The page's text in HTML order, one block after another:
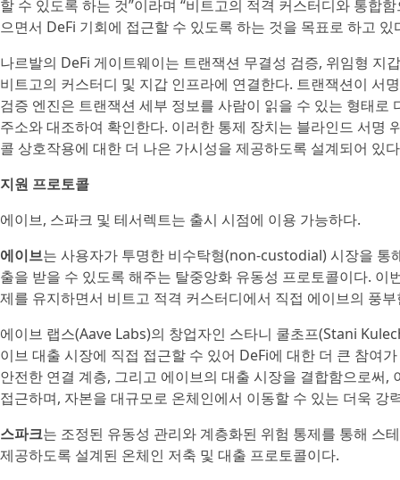
할 수 있도록 하는 것”이라며 “비트고의 적격 커스터디와 통합
으면서 DeFi 기회에 접근할 수 있도록 하는 것을 목표로 하고 있
나르발의 DeFi 게이트웨이는 트랜잭션 무결성 검증, 위임형 지
비트고의 커스터디 및 지갑 인프라에 연결한다. 트랜잭션이 서
검증 엔진은 트랜잭션 세부 정보를 사람이 읽을 수 있는 형태
주소와 대조하여 확인한다. 이러한 통제 장치는 블라인드 서명
콜 상호작용에 대한 더 나은 가시성을 제공하도록 설계되어 있
지원 프로토콜
에이브, 스파크 및 테서렉트는 출시 시점에 이용 가능하다.
에이브는 사용자가 투명한 비수탁형(non-custodial) 시장을 통
출을 받을 수 있도록 해주는 탈중앙화 유동성 프로토콜이다.
제를 유지하면서 비트고 적격 커스터디에서 직접 에이브의 풍
에이브 랩스(Aave Labs)의 창업자인 스타니 쿨초프(Stani
이브 대출 시장에 직접 접근할 수 있어 DeFi에 대한 더 큰 참여
안전한 연결 계층, 그리고 에이브의 대출 시장을 결합함으로써
접근하며, 자본을 대규모로 온체인에서 이동할 수 있는 더욱 강
스파크는 조정된 유동성 관리와 계층화된 위험 통제를 통해 스
제공하도록 설계된 온체인 저축 및 대출 프로토콜이다.